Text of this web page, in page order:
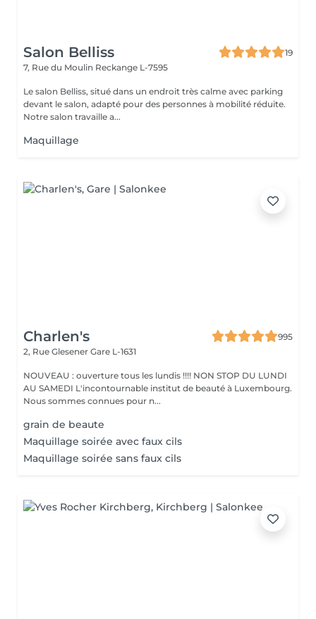
Salon Belliss
19
7, Rue du Moulin Reckange L-7595
Le salon Belliss, situé dans un endroit très calme avec parking
devant le salon, adapté pour des personnes à mobilité réduite.
Notre salon travaille a...
Maquillage
Charlen's
995
2, Rue Glesener Gare L-1631
NOUVEAU : ouverture tous les lundis !!!! NON STOP DU LUNDI
AU SAMEDI L'incontournable institut de beauté à Luxembourg.
Nous sommes connues pour n...
grain de beaute
Maquillage soirée avec faux cils
Maquillage soirée sans faux cils